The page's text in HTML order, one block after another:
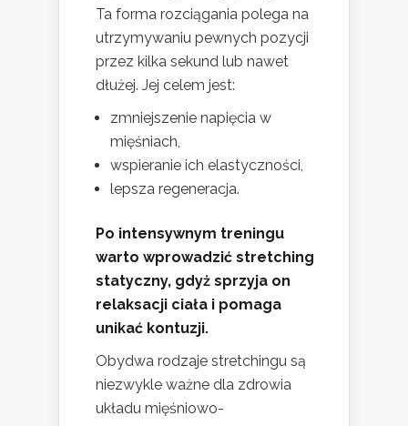
Ta forma rozciągania polega na
utrzymywaniu pewnych pozycji
przez kilka sekund lub nawet
dłużej. Jej celem jest:
zmniejszenie napięcia w
mięśniach,
wspieranie ich elastyczności,
lepsza regeneracja.
Po intensywnym treningu
warto wprowadzić stretching
statyczny, gdyż sprzyja on
relaksacji ciała i pomaga
unikać kontuzji.
Obydwa rodzaje stretchingu są
niezwykle ważne dla zdrowia
układu mięśniowo-